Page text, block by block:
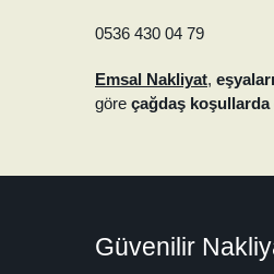
0536 430 04 79
Emsal Nakliyat,
göre çağdaş koşullarda
Güvenilir